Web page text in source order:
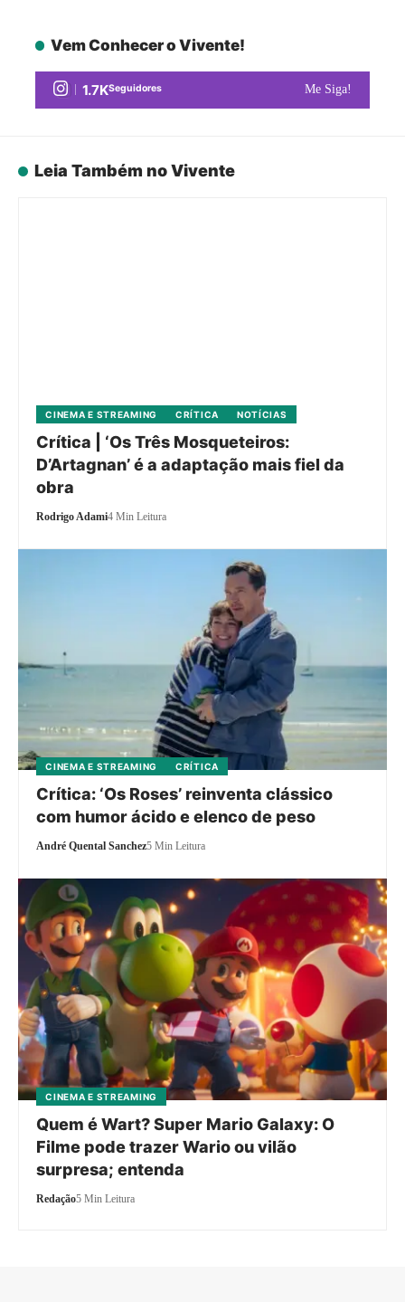
Vem Conhecer o Vivente!
1.7KSeguidores Me Siga!
Leia Também no Vivente
CINEMA E STREAMING CRÍTICA NOTÍCIAS
Crítica | ‘Os Três Mosqueteiros:
D’Artagnan’ é a adaptação mais fiel da
obra
Rodrigo Adami4 Min Leitura
CINEMA E STREAMING CRÍTICA
Crítica: ‘Os Roses’ reinventa clássico
com humor ácido e elenco de peso
André Quental Sanchez5 Min Leitura
CINEMA E STREAMING
Quem é Wart? Super Mario Galaxy: O
Filme pode trazer Wario ou vilão
surpresa; entenda
Redação5 Min Leitura